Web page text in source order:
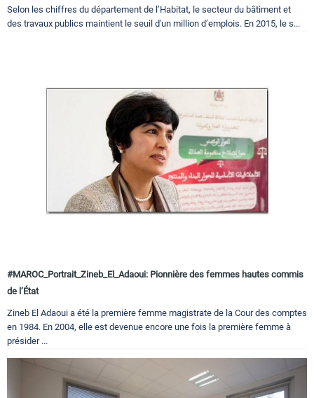
Selon les chiffres du département de l’Habitat, le secteur du bâtiment et
des travaux publics maintient le seuil d'un million d’emplois. En 2015, le s...
#MAROC_Portrait_Zineb_El_Adaoui: Pionnière des femmes hautes commis
de l’État
Zineb El Adaoui a été la première femme magistrate de la Cour des comptes
en 1984. En 2004, elle est devenue encore une fois la première femme à
présider ...